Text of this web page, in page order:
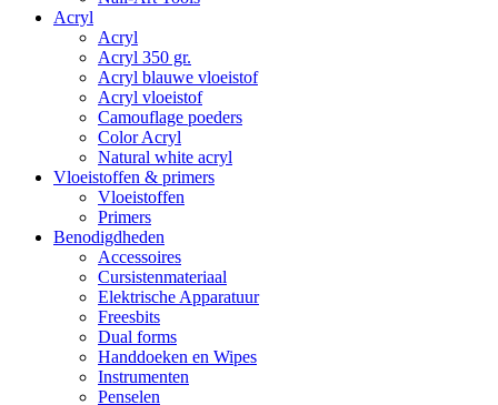
Acryl
Acryl
Acryl 350 gr.
Acryl blauwe vloeistof
Acryl vloeistof
Camouflage poeders
Color Acryl
Natural white acryl
Vloeistoffen & primers
Vloeistoffen
Primers
Benodigdheden
Accessoires
Cursistenmateriaal
Elektrische Apparatuur
Freesbits
Dual forms
Handdoeken en Wipes
Instrumenten
Penselen